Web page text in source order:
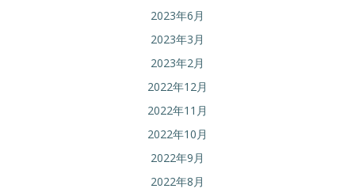
2023年6月
2023年3月
2023年2月
2022年12月
2022年11月
2022年10月
2022年9月
2022年8月